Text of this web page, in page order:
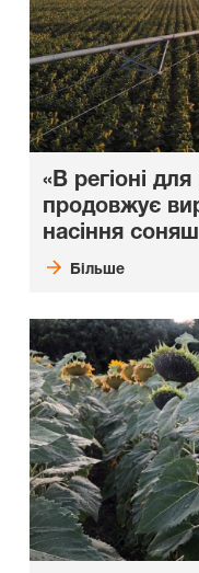
«В регіоні
продовжує
насіння
Більше